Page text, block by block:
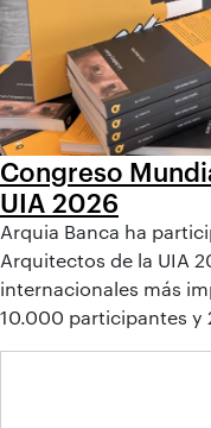
Congreso
UIA 2026
Arquia Banca ha
Arquitectos de la UIA
internacionales más
10.000 participantes y